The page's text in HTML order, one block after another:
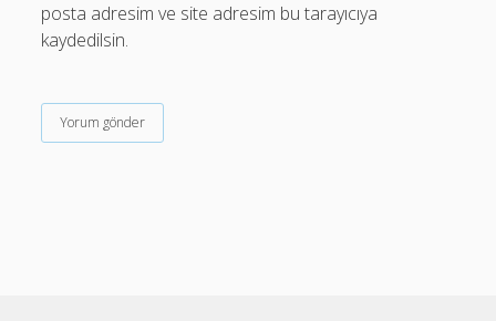
posta adresim ve site adresim bu tarayıcıya
kaydedilsin.